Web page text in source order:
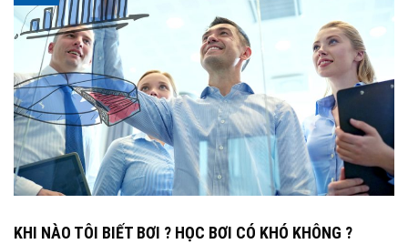
KHI NÀO TÔI BIẾT BƠI ? HỌC BƠI CÓ KHÓ KHÔNG ?